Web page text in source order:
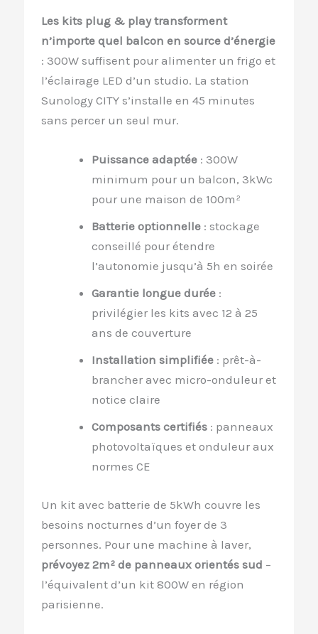
Les kits plug & play transforment
n’importe quel balcon en source d’énergie
: 300W suffisent pour alimenter un frigo et
l’éclairage LED d’un studio. La station
Sunology CITY s’installe en 45 minutes
sans percer un seul mur.
Puissance adaptée : 300W
minimum pour un balcon, 3kWc
pour une maison de 100m²
Batterie optionnelle : stockage
conseillé pour étendre
l’autonomie jusqu’à 5h en soirée
Garantie longue durée :
privilégier les kits avec 12 à 25
ans de couverture
Installation simplifiée : prêt-à-
brancher avec micro-onduleur et
notice claire
Composants certifiés : panneaux
photovoltaïques et onduleur aux
normes CE
Un kit avec batterie de 5kWh couvre les
besoins nocturnes d’un foyer de 3
personnes. Pour une machine à laver,
prévoyez 2m² de panneaux orientés sud –
l’équivalent d’un kit 800W en région
parisienne.